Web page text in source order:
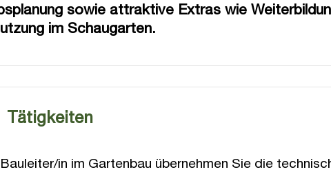
sowie attraktive Extras wie
im Schaugarten.
Tätigkeiten
in im Gartenbau übernehmen Sie die